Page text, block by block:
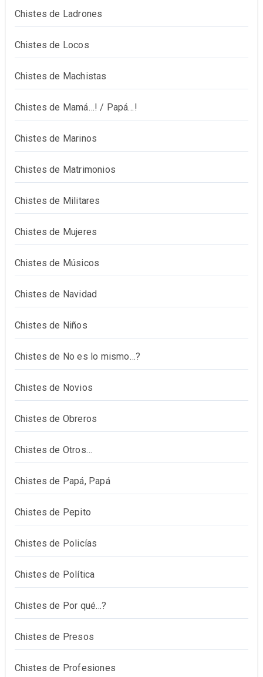
Chistes de Ladrones
Chistes de Locos
Chistes de Machistas
Chistes de Mamá…! / Papá…!
Chistes de Marinos
Chistes de Matrimonios
Chistes de Militares
Chistes de Mujeres
Chistes de Músicos
Chistes de Navidad
Chistes de Niños
Chistes de No es lo mismo…?
Chistes de Novios
Chistes de Obreros
Chistes de Otros…
Chistes de Papá, Papá
Chistes de Pepito
Chistes de Policías
Chistes de Política
Chistes de Por qué…?
Chistes de Presos
Chistes de Profesiones